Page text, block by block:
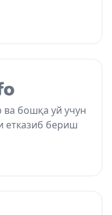
ва бошқа уй учун
етказиб бериш